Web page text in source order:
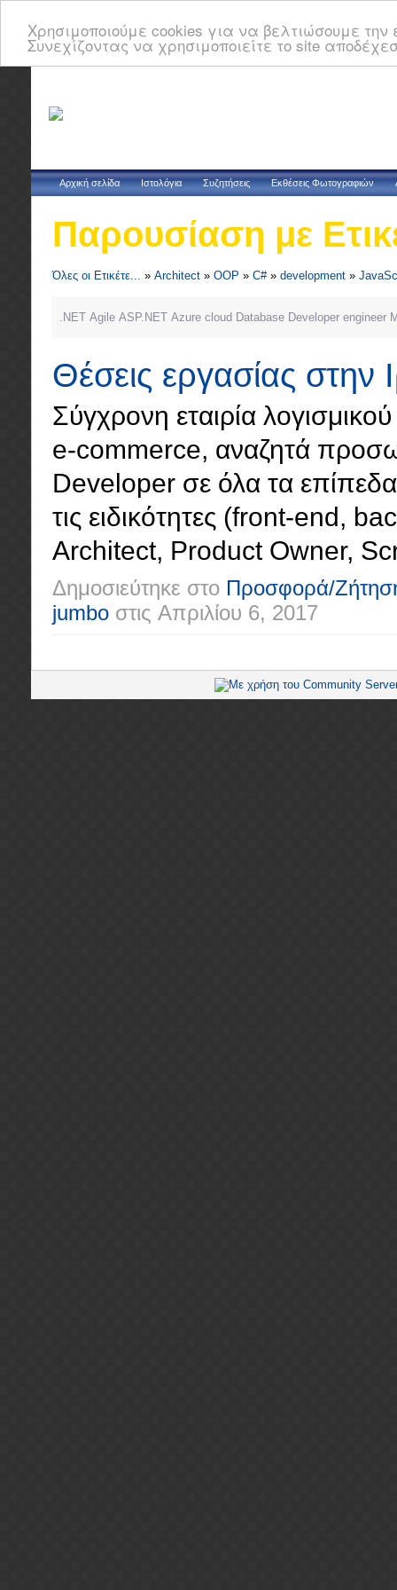
Χρησιμοποιούμε cookies για να βελτιώσουμε
Συνεχίζοντας να χρησιμοποιείτε το site
Αρχική σελίδα Ιστολόγια Συζητήσεις Εκθέσεις Φωτογραφιών
Παρουσίαση με
Όλες οι Ετικέτε... » Architect » OOP » C#» development »
.NET Agile ASP.NET Azure cloud Database Developer engineer
Θέσεις εργασίας στην
Σύγχρονη εταιρία
e-commerce, αναζητά
Developer σε όλα τα
τις ειδικότητες (front-end,
Architect, Product Owner,
Δημοσιεύτηκε στο Προσφορά/
jumbo στις Απριλίου 6, 2017